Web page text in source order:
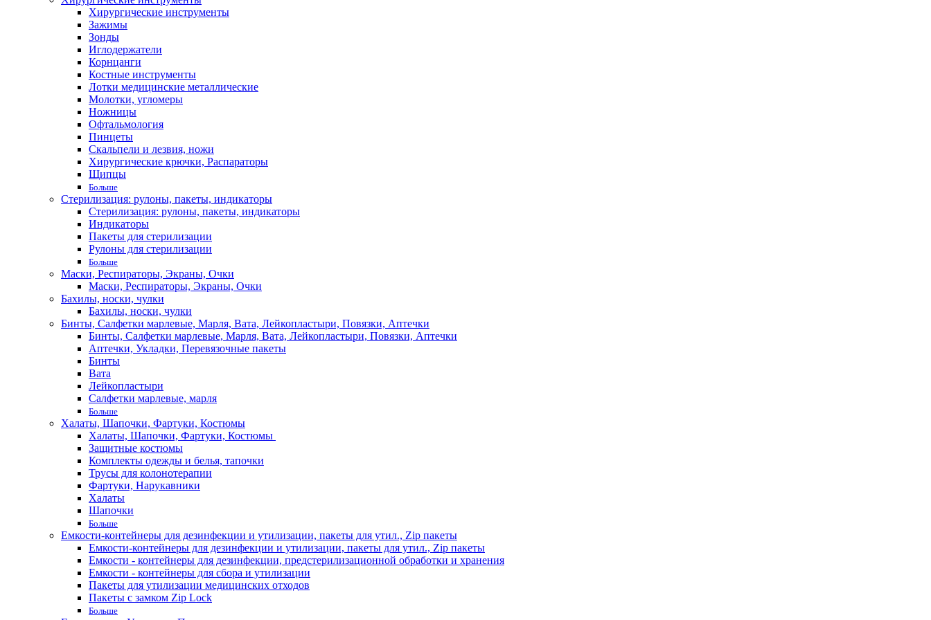
Хирургические инструменты
Зажимы
Зонды
Иглодержатели
Корнцанги
Костные инструменты
Лотки медицинские металлические
Молотки, угломеры
Ножницы
Офтальмология
Пинцеты
Скальпели и лезвия, ножи
Хирургические крючки, Распараторы
Щипцы
Больше
Стерилизация: рулоны, пакеты, индикаторы
Стерилизация: рулоны, пакеты, индикаторы
Индикаторы
Пакеты для стерилизации
Рулоны для стерилизации
Больше
Маски, Респираторы, Экраны, Очки
Маски, Респираторы, Экраны, Очки
Бахилы, носки, чулки
Бахилы, носки, чулки
Бинты, Салфетки марлевые, Марля, Вата, Лейкопластыри, Повязки, Аптечки
Бинты, Салфетки марлевые, Марля, Вата, Лейкопластыри, Повязки, Аптечки
Аптечки, Укладки, Перевязочные пакеты
Бинты
Вата
Лейкопластыри
Салфетки марлевые, марля
Больше
Халаты, Шапочки, Фартуки, Костюмы
Халаты, Шапочки, Фартуки, Костюмы
Защитные костюмы
Комплекты одежды и белья, тапочки
Трусы для колонотерапии
Фартуки, Нарукавники
Халаты
Шапочки
Больше
Емкости-контейнеры для дезинфекции и утилизации, пакеты для утил., Zip пакеты
Емкости-контейнеры для дезинфекции и утилизации, пакеты для утил., Zip пакеты
Емкости - контейнеры для дезинфекции, предстерилизационной обработки и хранения
Емкости - контейнеры для сбора и утилизации
Пакеты для утилизации медицинских отходов
Пакеты с замком Zip Lock
Больше